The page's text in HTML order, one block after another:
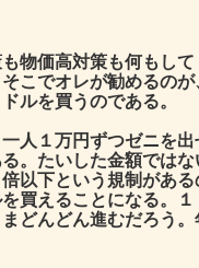
物価高対策も何もし
こでオレが勧めるの
ルを買うのである。
人１万円ずつゼニを
。たいした金額では
以下という規制があ
買えることになる。
どんどん進むだろう